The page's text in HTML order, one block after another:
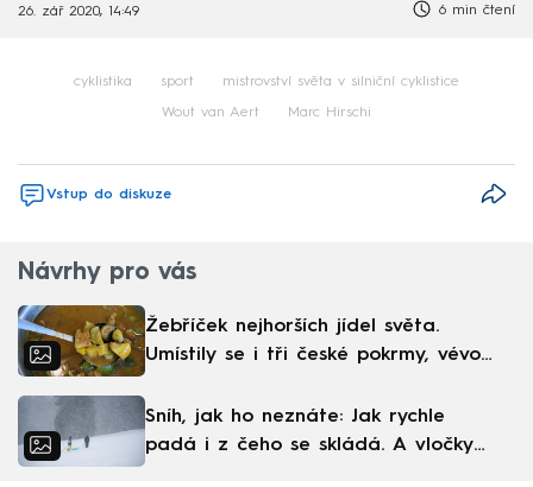
26. zář 2020, 14:49 6 min čtení
cyklistika sport mistrovství světa v silniční cyklistice
Wout van Aert Marc Hirschi
Vstup do diskuze
Návrhy pro vás
Žebříček nejhorších jídel světa.
Umístily se i tři české pokrmy, vévodí
Sníh, jak ho neznáte: Jak rychle
padá i z čeho se skládá. A vločky